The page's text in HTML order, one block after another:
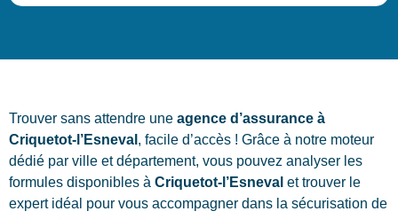
Trouver sans attendre une agence d’assurance à
Criquetot-l’Esneval , facile d’accès ! Grâce à notre moteur
dédié par ville et département, vous pouvez analyser les
formules disponibles à Criquetot-l’Esneval et trouver le
expert idéal pour vous accompagner dans la sécurisation de